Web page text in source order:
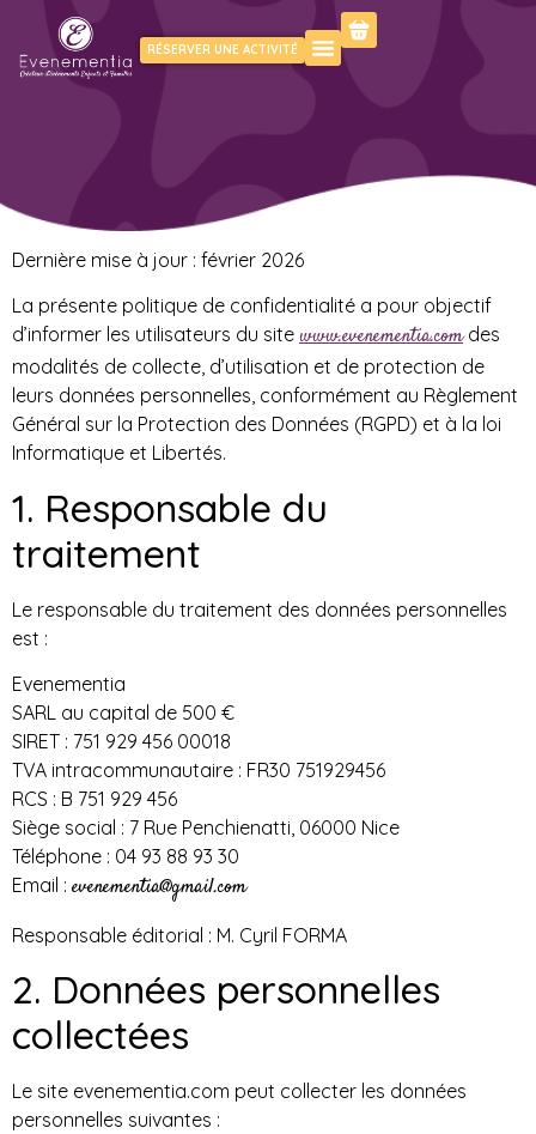
RÉSERVER UNE ACTIVITÉ
Dernière mise à jour : février 2026
La présente politique de confidentialité a pour objectif
d’informer les utilisateurs du site www.evenementia.comdes
modalités de collecte, d’utilisation et de protection de
leurs données personnelles, conformément au Règlement
Général sur la Protection des Données (RGPD) et à la loi
Informatique et Libertés.
1. Responsable du
traitement
Le responsable du traitement des données personnelles
est :
Evenementia
SARL au capital de 500 €
SIRET : 751 929 456 00018
TVA intracommunautaire : FR30 751929456
RCS : B 751 929 456
Siège social : 7 Rue Penchienatti, 06000 Nice
Téléphone : 04 93 88 93 30
Email : evenementia@gmail.com
Responsable éditorial : M. Cyril FORMA
2. Données personnelles
collectées
Le site evenementia.com peut collecter les données
personnelles suivantes :